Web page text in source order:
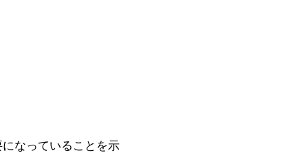
なっていることを示